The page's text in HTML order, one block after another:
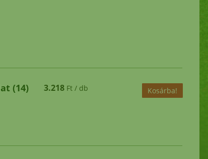
(14) 3.218 Ft / db
hónapban 2.000.-
lehetőség!